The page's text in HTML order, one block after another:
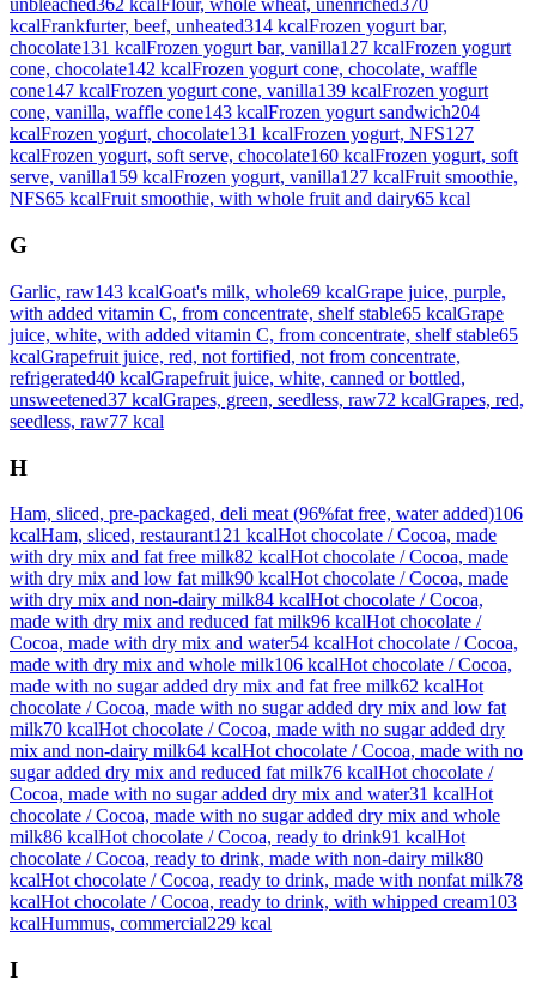
unbleached362 kcalFlour, whole wheat, unenriched370
kcalFrankfurter, beef, unheated314 kcalFrozen yogurt bar,
chocolate131 kcalFrozen yogurt bar, vanilla127 kcalFrozen yogurt
cone, chocolate142 kcalFrozen yogurt cone, chocolate, waffle
cone147 kcalFrozen yogurt cone, vanilla139 kcalFrozen yogurt
cone, vanilla, waffle cone143 kcalFrozen yogurt sandwich204
kcalFrozen yogurt, chocolate131 kcalFrozen yogurt, NFS127
kcalFrozen yogurt, soft serve, chocolate160 kcalFrozen yogurt, soft
serve, vanilla159 kcalFrozen yogurt, vanilla127 kcalFruit smoothie,
NFS65 kcalFruit smoothie, with whole fruit and dairy65 kcal
G
Garlic, raw143 kcalGoat's milk, whole69 kcalGrape juice, purple,
with added vitamin C, from concentrate, shelf stable65 kcalGrape
juice, white, with added vitamin C, from concentrate, shelf stable65
kcalGrapefruit juice, red, not fortified, not from concentrate,
refrigerated40 kcalGrapefruit juice, white, canned or bottled,
unsweetened37 kcalGrapes, green, seedless, raw72 kcalGrapes, red,
seedless, raw77 kcal
H
Ham, sliced, pre-packaged, deli meat (96%fat free, water added)106
kcalHam, sliced, restaurant121 kcalHot chocolate / Cocoa, made
with dry mix and fat free milk82 kcalHot chocolate / Cocoa, made
with dry mix and low fat milk90 kcalHot chocolate / Cocoa, made
with dry mix and non-dairy milk84 kcalHot chocolate / Cocoa,
made with dry mix and reduced fat milk96 kcalHot chocolate /
Cocoa, made with dry mix and water54 kcalHot chocolate / Cocoa,
made with dry mix and whole milk106 kcalHot chocolate / Cocoa,
made with no sugar added dry mix and fat free milk62 kcalHot
chocolate / Cocoa, made with no sugar added dry mix and low fat
milk70 kcalHot chocolate / Cocoa, made with no sugar added dry
mix and non-dairy milk64 kcalHot chocolate / Cocoa, made with no
sugar added dry mix and reduced fat milk76 kcalHot chocolate /
Cocoa, made with no sugar added dry mix and water31 kcalHot
chocolate / Cocoa, made with no sugar added dry mix and whole
milk86 kcalHot chocolate / Cocoa, ready to drink91 kcalHot
chocolate / Cocoa, ready to drink, made with non-dairy milk80
kcalHot chocolate / Cocoa, ready to drink, made with nonfat milk78
kcalHot chocolate / Cocoa, ready to drink, with whipped cream103
kcalHummus, commercial229 kcal
I